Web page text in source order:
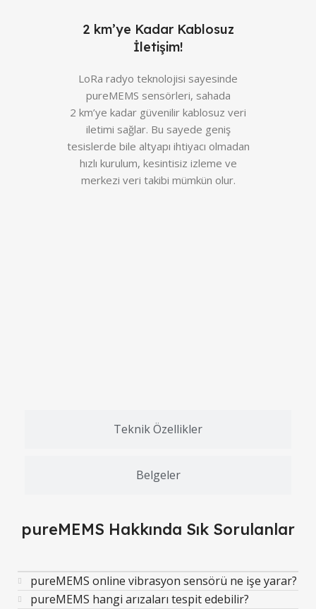
Teknik Özellikler
Belgeler
2 km’ye Kadar Kablosuz
İletişim!
LoRa radyo teknolojisi sayesinde
pureMEMS sensörleri, sahada
2 km’ye kadar güvenilir kablosuz veri
iletimi sağlar. Bu sayede geniş
tesislerde bile altyapı ihtiyacı olmadan
hızlı kurulum, kesintisiz izleme ve
merkezi veri takibi mümkün olur.
pureMEMS Hakkında Sık Sorulanlar
pureMEMS online vibrasyon sensörü ne işe yarar?
pureMEMS hangi arızaları tespit edebilir?